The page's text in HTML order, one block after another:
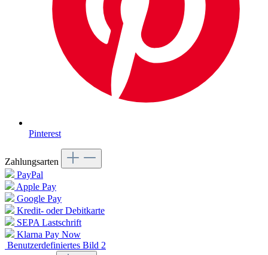
Pinterest
Zahlungsarten
PayPal
Apple Pay
Google Pay
Kredit- oder Debitkarte
SEPA Lastschrift
Klarna Pay Now
Benutzerdefiniertes Bild 2